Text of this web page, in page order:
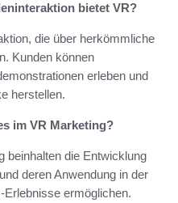
bietet VR?
die über herkömmliche
Kunden können
erleben und
herstellen.
im VR Marketing?
beinhalten die Entwicklung
deren Anwendung in der
ermöglichen.